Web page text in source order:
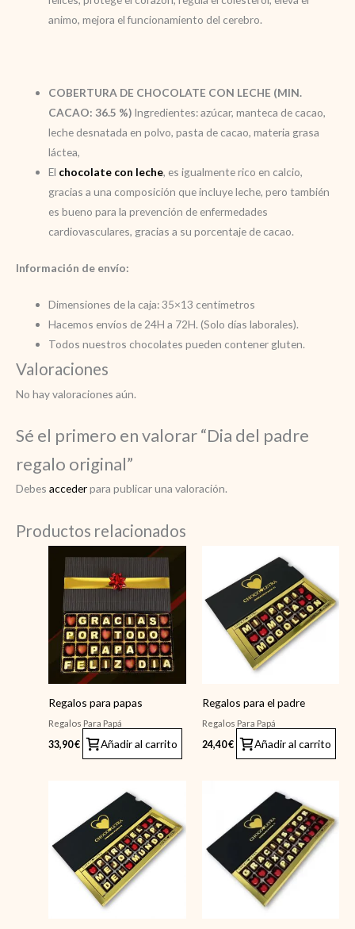
animo, mejora el funcionamiento del cerebro.
COBERTURA DE CHOCOLATE CON LECHE (MIN.
CACAO: 36.5 %) Ingredientes: azúcar, manteca de cacao,
leche desnatada en polvo, pasta de cacao, materia grasa
láctea,
El chocolate con leche, es igualmente rico en calcio,
gracias a una composición que incluye leche, pero también
es bueno para la prevención de enfermedades
cardiovasculares, gracias a su porcentaje de cacao.
Información de envío:
Dimensiones de la caja: 35×13 centímetros
Hacemos envíos de 24H a 72H. (Solo días laborales).
Todos nuestros chocolates pueden contener gluten.
Valoraciones
No hay valoraciones aún.
Sé el primero en valorar “Dia del padre
regalo original”
Debes accederpara publicar una valoración.
Productos relacionados
Regalos para papas
Regalos Para Papá
33,90€ Añadir al carrito
Regalos para el padre
Regalos Para Papá
24,40€ Añadir al carrito